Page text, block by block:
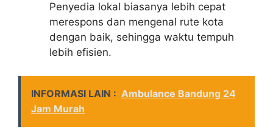
Penyedia lokal biasanya lebih cepat
merespons dan mengenal rute kota
dengan baik, sehingga waktu tempuh
lebih efisien.
INFORMASI LAIN : Ambulance Bandung 24
Jam Murah